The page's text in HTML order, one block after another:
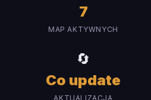
7
MAP AKTYWNYCH
🔄
Co update
AKTUALIZACJA